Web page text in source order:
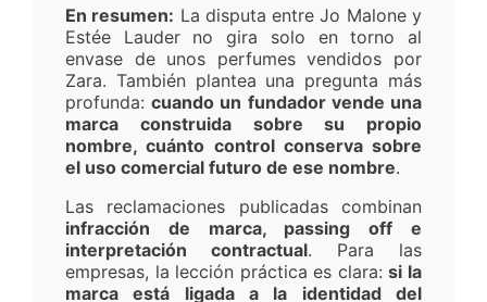
En resumen: La disputa entre Jo Malone y
Estée Lauder no gira solo en torno al
envase de unos perfumes vendidos por
Zara. También plantea una pregunta más
profunda:cuando un fundador vende una
marca construida sobre su propio
nombre, cuánto control conserva sobre
el uso comercial futuro de ese nombre.
Las reclamaciones publicadas combinan
infracción de marca, passing off e
interpretación contractual. Para las
empresas, la lección práctica es clara:si la
marca está ligada a la identidad del